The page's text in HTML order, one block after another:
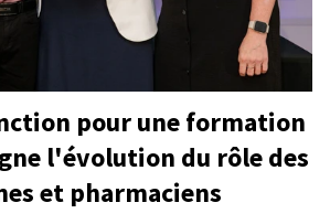
pour une formation
l'évolution du rôle des
et pharmaciens